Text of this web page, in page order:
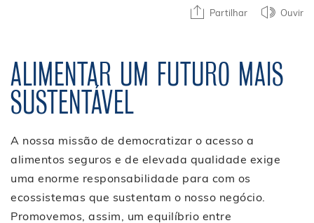
Partilhar Ouvir
ALIMENTAR UM FUTURO MAIS
SUSTENTÁVEL
A nossa missão de democratizar o acesso a
alimentos seguros e de elevada qualidade exige
uma enorme responsabilidade para com os
ecossistemas que sustentam o nosso negócio.
Promovemos, assim, um equilíbrio entre